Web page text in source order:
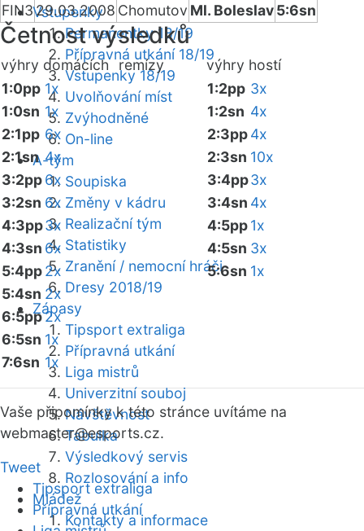
Vstupenky
Permanentky 18/19
Přípravná utkání 18/19
Vstupenky 18/19
Uvolňování míst
Zvýhodněné
On-line
A-tým
Soupiska
Změny v kádru
Realizační tým
Statistiky
Zranění / nemocní hráči
Dresy 2018/19
Zápasy
Tipsport extraliga
Přípravná utkání
Liga mistrů
Univerzitní souboj
Návštěvnost
Tabulka
Výsledkový servis
Rozlosování a info
Mládež
Kontakty a informace
FIN329.03.2008 Chomutov Ml. Boleslav5:6sn
Četnost výsledků
výhry domácíchremízyvýhry hostí
1:0pp 1x
1:0sn 1x
2:1pp 6x
2:1sn 4x
3:2pp6x
3:2sn 6x
4:3pp3x
4:3sn 6x
5:4pp2x
5:4sn 2x
6:5pp2x
6:5sn 1x
7:6sn 1x
1:2pp 3x
1:2sn 4x
2:3pp4x
2:3sn 10x
3:4pp3x
3:4sn 4x
4:5pp1x
4:5sn 3x
5:6sn 1x
Vaše připomínky k této stránce uvítáme na
webmaster@esports.cz.
Tweet
Tipsport extraliga
Přípravná utkání